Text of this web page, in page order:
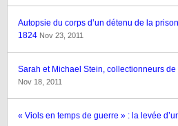
Autopsie du corps d’un détenu de la
1824 Nov 23, 2011
Sarah et Michael Stein, collectionneurs
Nov 18, 2011
« Viols en temps de guerre » : la levée